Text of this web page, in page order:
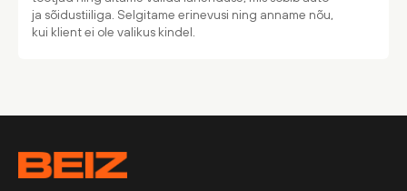
ja sõidustiiliga. Selgitame erinevusi ning anname nõu,
kui klient ei ole valikus kindel.